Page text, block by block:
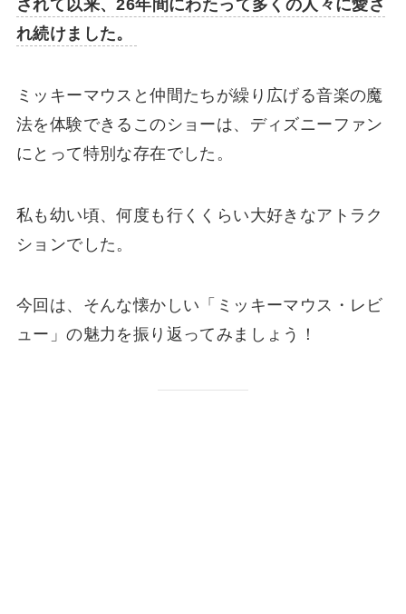
されて以来、26年間にわたって多くの人々に愛さ
れ続けました。
ミッキーマウスと仲間たちが繰り広げる音楽の魔
法を体験できるこのショーは、ディズニーファン
にとって特別な存在でした。
私も幼い頃、何度も行くくらい大好きなアトラク
ションでした。
今回は、そんな懐かしい「ミッキーマウス・レビ
ュー」の魅力を振り返ってみましょう！